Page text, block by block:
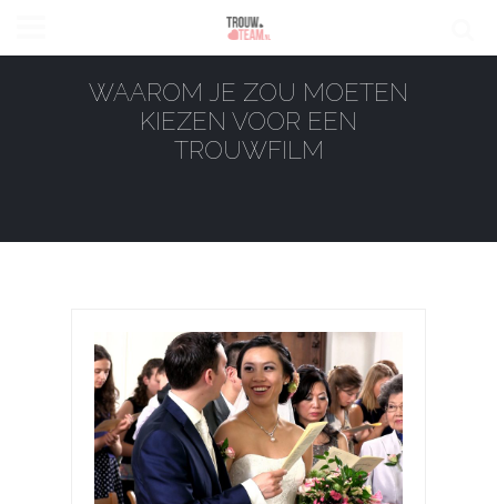
WAAROM JE ZOU MOETEN
KIEZEN VOOR EEN
TROUWFILM